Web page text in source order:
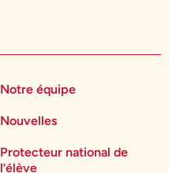
Notre équipe
Nouvelles
Protecteur national de
l’élève